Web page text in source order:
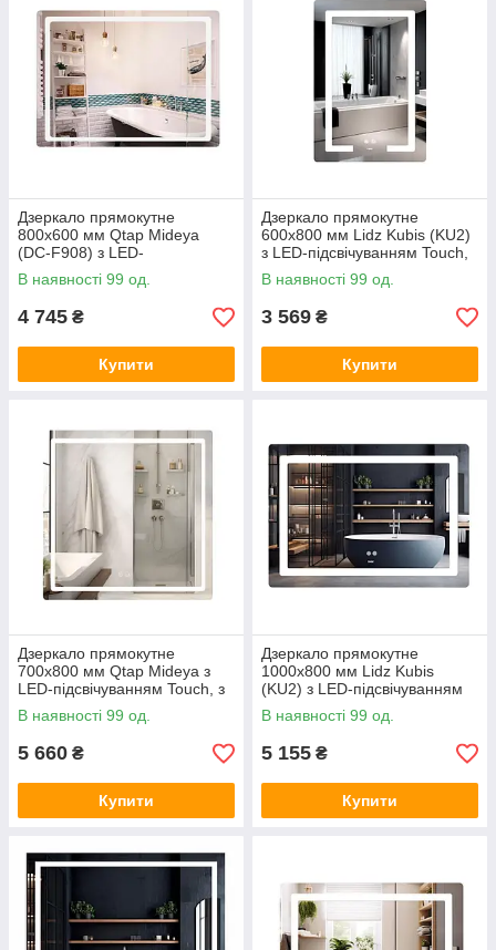
Дзеркало прямокутне
800х600 мм Qtap Mideya
(DC-F908) з LED-
підсвічуванням,
антизапотіванням та
В наявності 99 од.
4 745 ₴
Купити
Дзеркало прямокутне
600х800 мм Lidz Kubis (KU2)
з LED-підсвічуванням Touch,
з антизапотіванням, з
димером, рег. яскравості
В наявності 99 од.
3 569 ₴
Купити
Дзеркало прямокутне
700х800 мм Qtap Mideya з
LED-підсвічуванням Touch, з
антизапітнінням, димером,
рег. яскравості
В наявності 99 од.
5 660 ₴
Купити
Дзеркало прямокутне
1000х800 мм Lidz Kubis
(KU2) з LED-підсвічуванням
Touch, з антизапотіванням, з
диммером, рег. яскравості
В наявності 99 од.
5 155 ₴
Купити